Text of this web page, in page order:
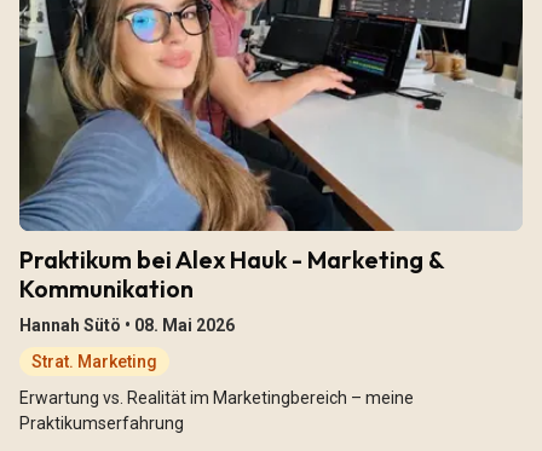
Praktikum bei Alex Hauk - Marketing &
Kommunikation
Hannah Sütö • 08. Mai 2026
Strat. Marketing
Erwartung vs. Realität im Marketingbereich – meine
Praktikumserfahrung